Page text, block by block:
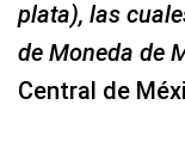
plata), las
de Moneda de
Central de